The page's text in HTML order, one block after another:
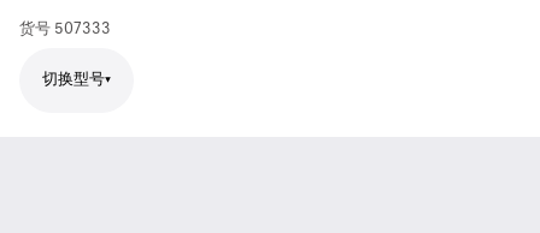
货号 507333
切换型号